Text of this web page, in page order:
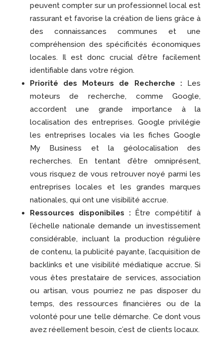
peuvent compter sur un professionnel local est
rassurant et favorise la création de liens grâce à
des connaissances communes et une
compréhension des spécificités économiques
locales. Il est donc crucial d’être facilement
identifiable dans votre région.
Priorité des Moteurs de Recherche : Les
moteurs de recherche, comme Google,
accordent une grande importance à la
localisation des entreprises. Google privilégie
les entreprises locales via les fiches Google
My Business et la géolocalisation des
recherches. En tentant d’être omniprésent,
vous risquez de vous retrouver noyé parmi les
entreprises locales et les grandes marques
nationales, qui ont une visibilité accrue.
Ressources disponibiles : Être compétitif à
l’échelle nationale demande un investissement
considérable, incluant la production régulière
de contenu, la publicité payante, l’acquisition de
backlinks et une visibilité médiatique accrue. Si
vous êtes prestataire de services, association
ou artisan, vous pourriez ne pas disposer du
temps, des ressources financières ou de la
volonté pour une telle démarche. Ce dont vous
avez réellement besoin, c’est de clients locaux.